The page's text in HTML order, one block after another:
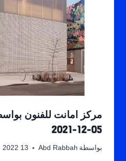
2021-12-05
بواسطة Abd Rabbah 13 January، 2022